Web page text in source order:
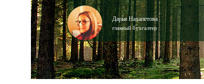
Дарья Нахапетова
главный бухгалтер